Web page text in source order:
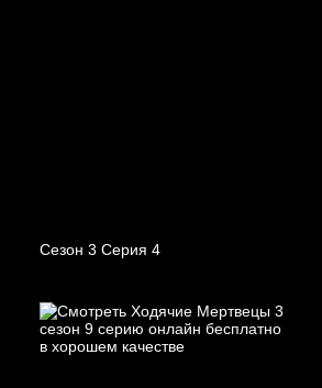
Сезон 3 Серия 4